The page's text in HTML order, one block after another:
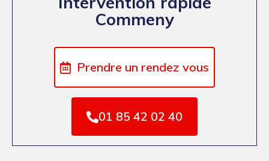
Commeny
Prendre un rendez vous
01 85 42 02 40